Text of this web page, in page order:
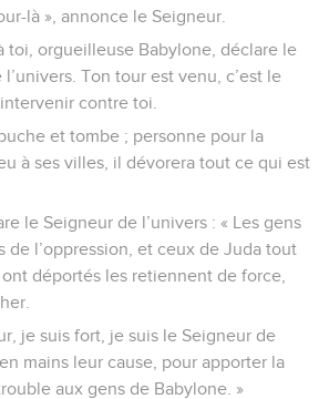
là », annonce le Seigneur.
toi, orgueilleuse Babylone, déclare le
Ton tour est venu, c’est le
contre toi.
et tombe ; personne pour la
à ses villes, il dévorera tout ce qui est
le Seigneur de l’univers : « Les gens
de l’oppression, et ceux de Juda tout
déportés les retiennent de force,
je suis fort, je suis le Seigneur de
mains leur cause, pour apporter la
aux gens de Babylone. »